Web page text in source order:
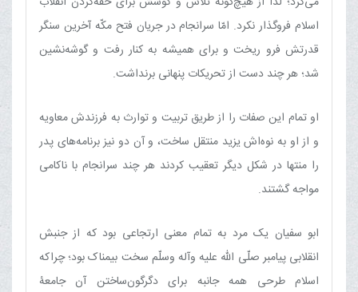
اسلام فروگذار نکرد. امّا سرانجام در جریان فتح مکّه آخرین سنگر
قدرتش فرو ریخت و برای همیشه به کنار رفت و گوشه‌نشین
شد؛ هر چند دست از تحریکات پنهانی برنداشت.
او تمام این صفات را از طریق تربیت و توارث به فرزندش معاویه
و از او به نوه‌اش یزید منتقل ساخت، و آن دو نیز برنامه‌های پدر
را منتها در شکل دیگر تعقیب کردند هر چند سرانجام با ناکامی
مواجه گشتند.
ابو سفیان یک مرد به تمام معنی ارتجاعی بود که از جنبش
انقلابی پیامبر صلّی الله علیه وآله وسلّم سخت بیمناک بود؛ چراکه
اسلام طرحی همه جانبه برای دگرگون‌ساختن آن جامعۀ